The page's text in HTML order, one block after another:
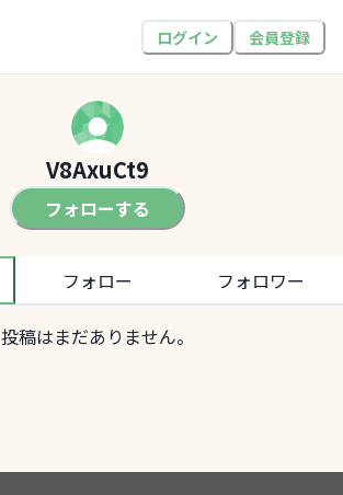
ログイン 会員登録
V8AxuCt9
フォローする
フォロー フォロワー
投稿はまだありません。